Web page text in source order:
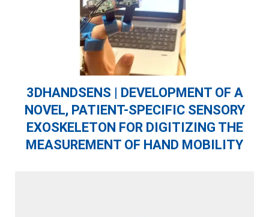
3DHANDSENS | DEVELOPMENT OF A
NOVEL, PATIENT-SPECIFIC SENSORY
EXOSKELETON FOR DIGITIZING THE
MEASUREMENT OF HAND MOBILITY